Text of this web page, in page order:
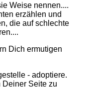
Weise nennen....
erzählen und
die auf schlechte
Dich ermutigen
- adoptiere.
Deiner Seite zu